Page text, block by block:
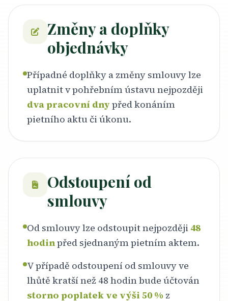
Změny a doplňky
objednávky
Případné doplňky a změny smlouvy lze
uplatnit v pohřebním ústavu nejpozději
dva pracovní dny před konáním
pietního aktu či úkonu.
Odstoupení od
smlouvy
Od smlouvy lze odstoupit nejpozději 48
hodinpřed sjednaným pietním aktem.
V případě odstoupení od smlouvy ve
lhůtě kratší než 48 hodin bude účtován
storno poplatek ve výši 50 % z